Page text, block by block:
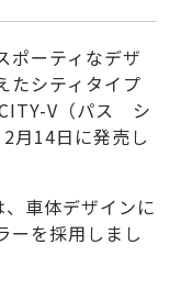
ポーティなデザ
たシティタイプ
V（パス シ
月14日に発売し
車体デザインに
ーを採用しまし